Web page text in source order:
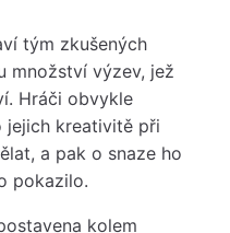
tým zkušených
množství výzev, jež
Hráči obvykle
jejich kreativitě při
a pak o snaze ho
pokazilo.
kolem